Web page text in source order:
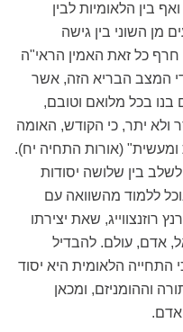
בין הלאומיות לבין
מן השוני בין גישה
חרף כל זאת האמין הראי"ה
המצב הבריא הזה, אשר
בנו בכל מלואם וטובם,
ולא יתר, כי הקודש, האומה
(אורות התחיה יח).
בין שלושה יסודות
ללמוד מהשוואה עם
רוזנצווייג, שאת יצירתו
אדם, עולם. להבדיל
התחייה הלאומית היא יסוד
וההומניזם, ומכאן